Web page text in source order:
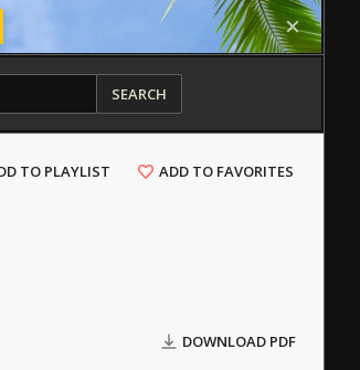
SEARCH
TO PLAYLIST ADD TO FAVORITES
DOWNLOAD PDF